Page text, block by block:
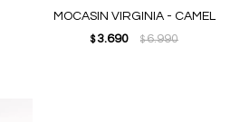
MOCASIN VIRGINIA - CAMEL
$ 3.690 $6.990